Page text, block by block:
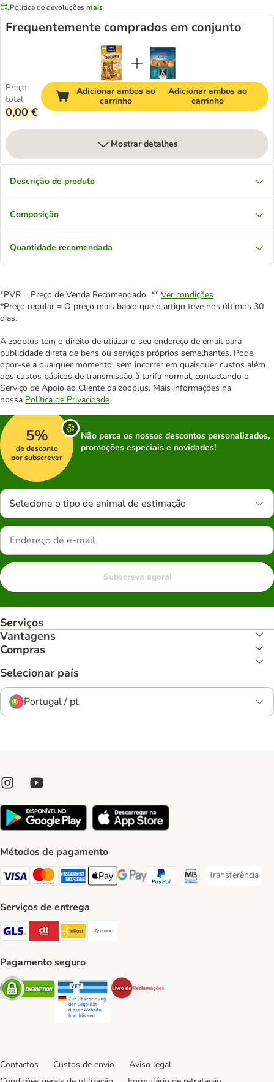
Política de devoluçõesmais
Frequentemente comprados em conjunto
Preço
total
0,00 €
Adicionar ambos ao
carrinho
Adicionar ambos ao
carrinho
Mostrar detalhes
Descrição de produto
Composição
Quantidade recomendada
*PVR = Preço de Venda Recomendado ** Ver condições
*Preço regular = O preço mais baixo que o artigo teve nos últimos 30
dias.
A zooplus tem o direito de utilizar o seu endereço de email para
publicidade direta de bens ou serviços próprios semelhantes. Pode
opor-se a qualquer momento, sem incorrer em quaisquer custos além
dos custos básicos de transmissão à tarifa normal, contactando o
Serviço de Apoio ao Cliente da zooplus. Mais informações na
nossa Política de Privacidade
5%
de desconto
por subscrever
Não perca os nossos descontos personalizados,
promoções especiais e novidades!
Selecione o tipo de animal de estimação
Subscreva agora!
Serviços
Vantagens
Compras
Selecionar país
Portugal / pt
Métodos de pagamento
Visa Payment Method
Mastercard Payment Method
American Express Payment Method
Apple Pay Payment Method
Google Pay Payment Method
PayPal Payment Method
Multibanco Payment
Transferência
Transferência
Serviços de entrega
GLS Shipping Method
CTTExpress Shipping Method
InPost Shipping Method
Pagamento seguro
Security Security
Contactos Custos de envio
Aviso legal